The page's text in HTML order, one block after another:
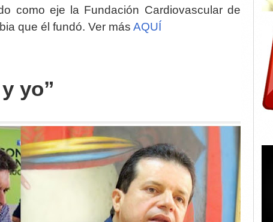
como eje la Fundación Cardiovascular de
que él fundó. Ver másAQUÍ
yo”